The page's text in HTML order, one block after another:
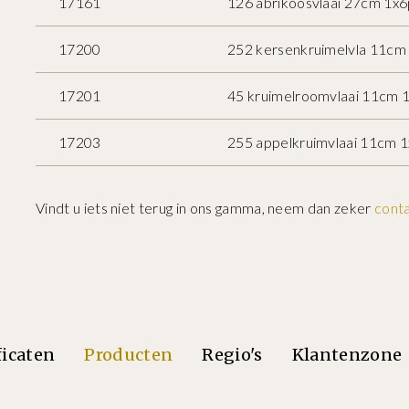
17200 252 kersenkruimelvla
17201 45 kruimelroomvlaai 11cm
17203 255 appelkruimvlaai 11cm
Vindt u iets niet terug in ons gamma, neem dan zeker
Producten Regio's Klantenzone